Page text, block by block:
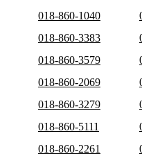
018-860-1040
018-860-3383
018-860-3579
018-860-2069
018-860-3279
018-860-5111
018-860-2261